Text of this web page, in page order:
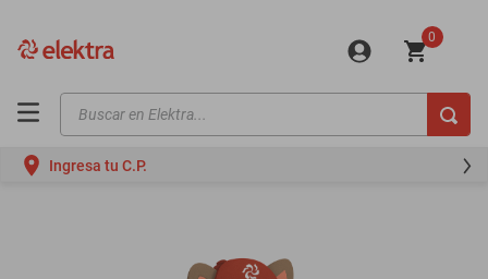
0
Buscar en Elektra...
Ingresa tu C.P.
motos